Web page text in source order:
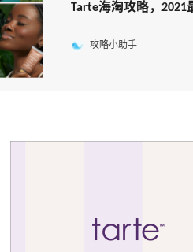
Tarte海淘攻略，
攻略小助手